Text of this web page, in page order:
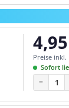
Preise inkl.
Sofort
−